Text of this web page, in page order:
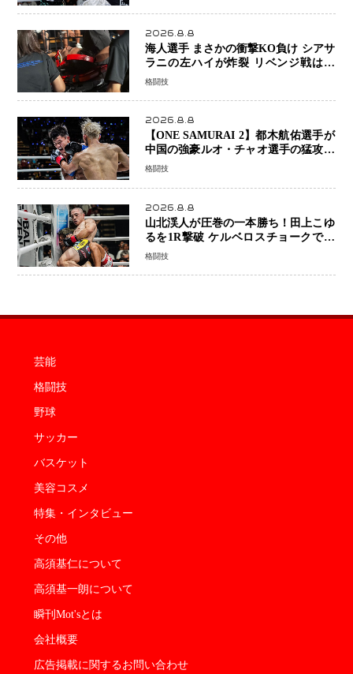
ーで完全決着
2026.8.8
海人選手 まさかの衝撃KO負け シアサ
ラニの左ハイが炸裂 リベンジ戦は一
瞬で決着
格闘技
2026.8.8
【ONE SAMURAI 2】都木航佑選手が
中国の強豪ルオ・チャオ選手の猛攻を
受けながらも的確な攻撃で応戦 最後
格闘技
2026.8.8
山北渓人が圧巻の一本勝ち！田上こゆ
るを1R撃破 ケルベロスチョークで存
在感を示す
格闘技
芸能
格闘技
野球
サッカー
バスケット
美容コスメ
特集・インタビュー
その他
高須基仁について
高須基一朗について
瞬刊Mot'sとは
会社概要
広告掲載に関するお問い合わせ